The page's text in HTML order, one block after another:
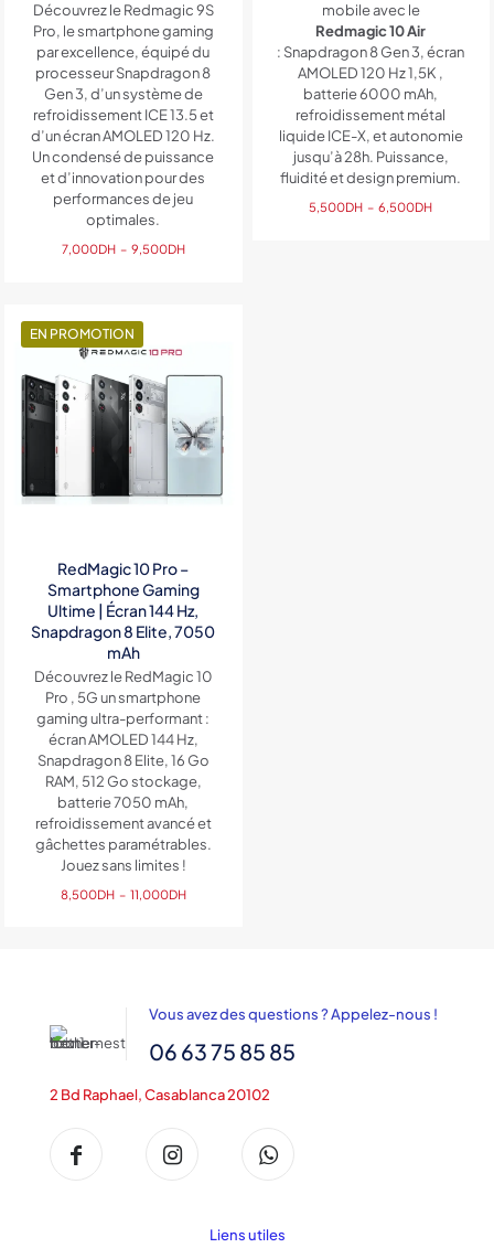
Découvrez le Redmagic 9S
Pro, le smartphone gaming
par excellence, équipé du
processeur Snapdragon 8
Gen 3, d’un système de
refroidissement ICE 13.5 et
d’un écran AMOLED 120 Hz.
Un condensé de puissance
et d’innovation pour des
performances de jeu
optimales.
7,000DH – 9,500DHPlage
mobile avec le
Redmagic 10 Air
: Snapdragon 8 Gen 3, écran
AMOLED 120 Hz 1,5K ,
batterie 6000 mAh,
refroidissement métal
liquide ICE-X, et autonomie
jusqu’à 28h. Puissance,
fluidité et design premium.
5,500DH – 6,500DHPlage
EN PROMOTION
RedMagic 10 Pro –
Smartphone Gaming
Ultime | Écran 144 Hz,
Snapdragon 8 Elite, 7050
mAh
Découvrez le RedMagic 10
Pro , 5G un smartphone
gaming ultra-performant :
écran AMOLED 144 Hz,
Snapdragon 8 Elite, 16 Go
RAM, 512 Go stockage,
batterie 7050 mAh,
refroidissement avancé et
gâchettes paramétrables.
Jouez sans limites !
8,500DH – 11,000DHPlage
Vous avez des questions ? Appelez-nous !
06 63 75 85 85
2 Bd Raphael, Casablanca 20102
Liens utiles